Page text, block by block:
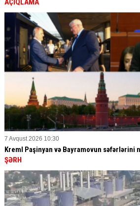
AÇIQLAMA
7 Avqust 2026 10:30
Kreml Paşinyan və Bayramovun səfərlərini
ŞƏRH